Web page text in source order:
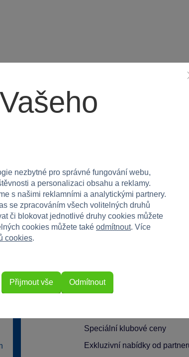
od 3 let, kteří si
Speciální klubové ceny
Exkluzivní nabídky od
nezbytné pro správné fungování webu,
a personalizaci obsahu a reklamy.
s našimi reklamními a analytickými partnery.
se zpracováním všech volitelných druhů
či blokovat jednotlivé druhy cookies můžete
cookies můžete také odmítnout. Více
cookies.
Odmítnout
Přijmout vše